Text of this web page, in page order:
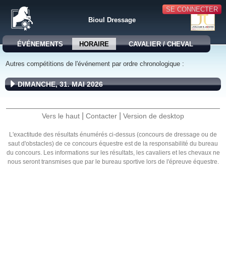
SE CONNECTER
Bioul Dressage
ÉVÉNEMENTS HORAIRE CAVALIER / CHEVAL
Autres compétitions de l'événement par ordre chronologique :
DIMANCHE, 31. MAI 2026
Vers le haut Contacter Version de desktop
L'exactitude des résultats énumérés ci-dessus (concours de dressage ou de
saut d'obstacles) de ce concours équestre est de la responsabilité du bureau
du concours. Les informations sur les résultats, les cavaliers et les chevaux ne
nous seront transmises que par le bureau sportive lors de l'épreuve équestre.